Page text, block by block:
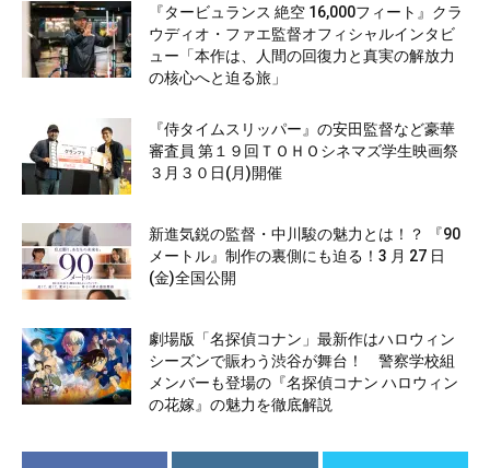
『タービュランス 絶空 16,000フィート』クラ
ウディオ・ファエ監督オフィシャルインタビ
ュー「本作は、人間の回復力と真実の解放力
の核心へと迫る旅」
『侍タイムスリッパー』の安田監督など豪華
審査員 第１９回ＴＯＨＯシネマズ学生映画祭
３月３０日(月)開催
新進気鋭の監督・中川駿の魅力とは！？ 『90
メートル』制作の裏側にも迫る！3 月 27 日
(金)全国公開
劇場版「名探偵コナン」最新作はハロウィン
シーズンで賑わう渋谷が舞台！ 警察学校組
メンバーも登場の『名探偵コナン ハロウィン
の花嫁』の魅力を徹底解説